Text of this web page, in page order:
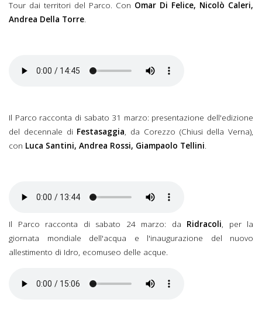
Tour dai territori del Parco. Con Omar Di Felice, Nicolò Caleri,
Andrea Della Torre.
Il Parco racconta del 7
Il Parco racconta di sabato 31 marzo: presentazione dell'edizione
del decennale di Festasaggia, da Corezzo (Chiusi della Verna),
con Luca Santini, Andrea Rossi, Giampaolo Tellini.
Il Parco racconta del 31
marzo 2018.mp3
Il Parco racconta di sabato 24 marzo: da Ridracoli, per la
giornata mondiale dell'acqua e l'inaugurazione del nuovo
allestimento di Idro, ecomuseo delle acque.
Il Parco racconta del 24